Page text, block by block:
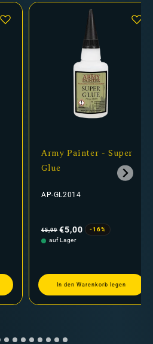
Army Painter - Super
Glue
AP-GL2014
Preis
€5,99 €5,00
-16%
auf Lager
In den Warenkorb legen